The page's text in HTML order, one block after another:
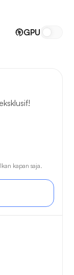
GPU
kapan saja.